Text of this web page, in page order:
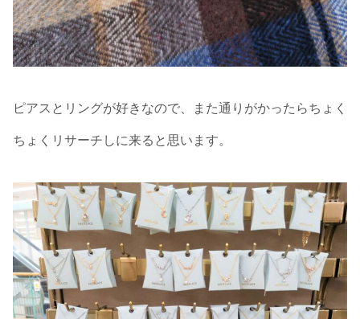
ピアスとリングが好きなので、また通りがかったらちょく
ちょくリサーチしに来ると思います。